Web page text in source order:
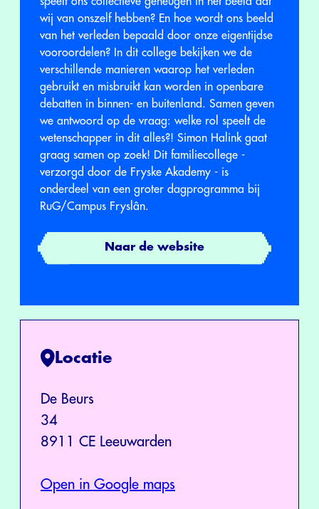
wij van onszelf hebben? En hoe wordt ons beeld
van het verleden bepaald door onze eigentijdse
vooroordelen? In dit college bekijken we de
verschillende manieren waarop het verleden
gebruikt en misbruikt kan worden in openbare
debatten in binnen- en buitenland. Samen geven
we antwoord op de vraag: welke rol speelt de
wetenschapper in dit alles?! Simon Halink gaat
graag samen op zoek! Dit familiecollege -
verzorgd door de Fryske Akademy - is
onderdeel van een groter dagprogramma bij
RuG/Campus Fryslân.
Naar de website
Locatie
De Beurs
34
8911 CE Leeuwarden
Open in Google maps